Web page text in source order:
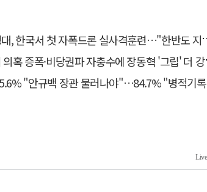
, 한국서 첫 자폭드론 실사격훈련…"한반도 지형 학습"
혹 증폭·비당권파 자충수에 장동혁 '그립' 더 강해졌다
"안규백 장관 물러나야"…84.7% "병적기록부 공개해야"